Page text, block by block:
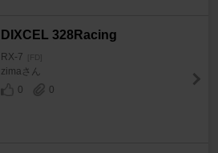
DIXCEL 328Racing
RX-7 [FD]
zimaさん
0
0